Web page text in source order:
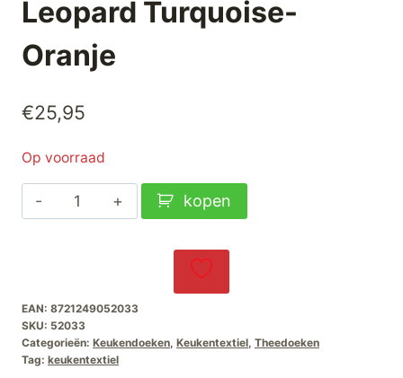
Leopard Turquoise-
Oranje
€25,95
Op voorraad
VAAT
Thee-
Keukenhanddoek-
Leopard
Turquoise-
Oranje
kopen
EAN: 8721249052033
SKU: 52033
Categorieën: Keukendoeken, Keukentextiel, Theedoeken
Tag: keukentextiel